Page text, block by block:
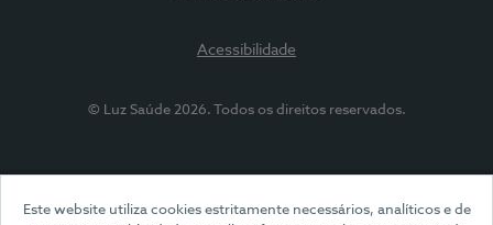
Este website utiliza cookies estritamente necessários, analíticos e de
Acessibilidade
© Luz Saúde 2026. Todos os direitos reservados.